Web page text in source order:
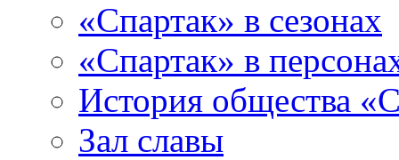
«Спартак» в сезонах
«Спартак» в
История общества
Зал славы